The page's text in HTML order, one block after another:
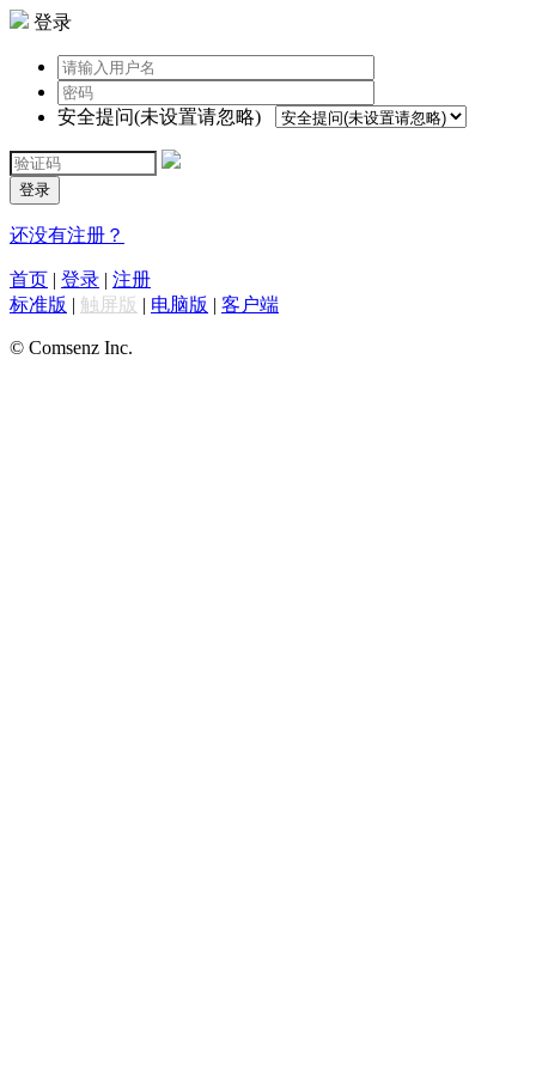
登录
安全提问(未设置请忽略)
登录
还没有注册？
首页 | 登录 | 注册
标准版 | 触屏版 | 电脑版 | 客户端
© Comsenz Inc.